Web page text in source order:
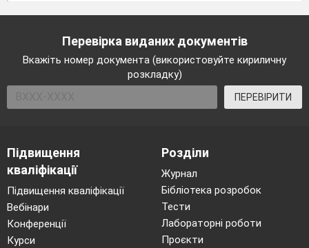
Перевірка виданих документів
Вкажіть номер документа (використовуйте кириличну
розкладку)
ПЕРЕВІРИТИ
Підвищення
кваліфікації
Підвищення кваліфікації
Вебінари
Конференції
Курси
Розділи
Журнал
Бібліотека розробок
Тести
Лабораторні роботи
Проєкти